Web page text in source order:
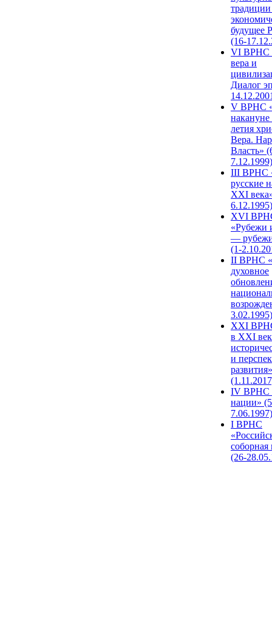
будущее
(16-
VI ВРНС
вера и
Диалог
V ВРНС
накануне
летия
Вера.
Власть»
7.12.1999)
III ВРНС
русские
XXI
6.12.1995)
XVI
«Рубежи
—
(1-
II ВРНС
духовное
3.02.1995)
XХI
в XXI
и
развития»
IV ВРНС
нации»
7.06.1997)
I ВРНС
(26-